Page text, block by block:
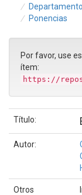
Ponencias
Por favor, use
ítem:
https://
Título:
Autor:
Otros